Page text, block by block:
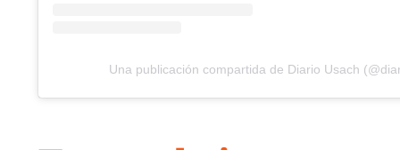
Una publicación compartida de Diario Usach